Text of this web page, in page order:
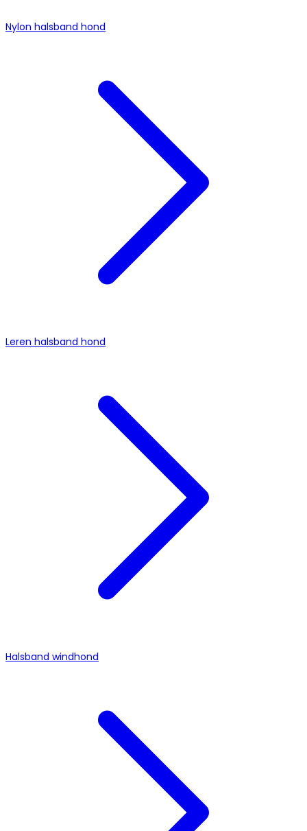
Nylon halsband hond
Leren halsband hond
Halsband windhond